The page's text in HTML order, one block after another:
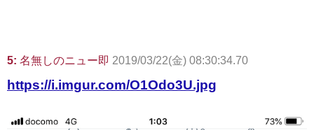
5: 名無しのニュー即 2019/03/22(金) 08:30:34.70
https://i.imgur.com/O1Odo3U.jpg